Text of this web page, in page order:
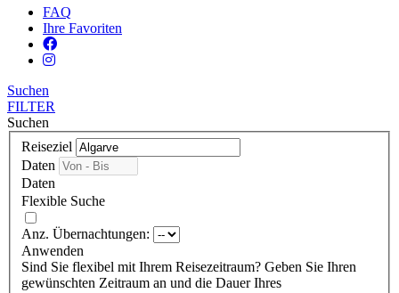
FAQ
Ihre Favoriten
Suchen
FILTER
Suchen
Reiseziel
Daten
Daten
Flexible Suche
Anz. Übernachtungen:
Anwenden
Sind Sie flexibel mit Ihrem Reisezeitraum? Geben Sie Ihren
gewünschten Zeitraum an und die Dauer Ihres